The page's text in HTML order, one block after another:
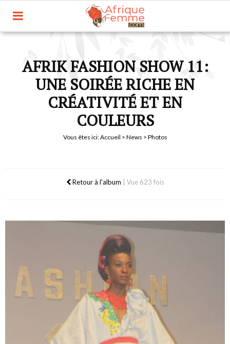
AFRIK FASHION SHOW 11:
UNE SOIRÉE RICHE EN
CRÉATIVITÉ ET EN
COULEURS
Vous êtes ici:Accueil > News > Photos
Retour à l'album Vue 623 fois